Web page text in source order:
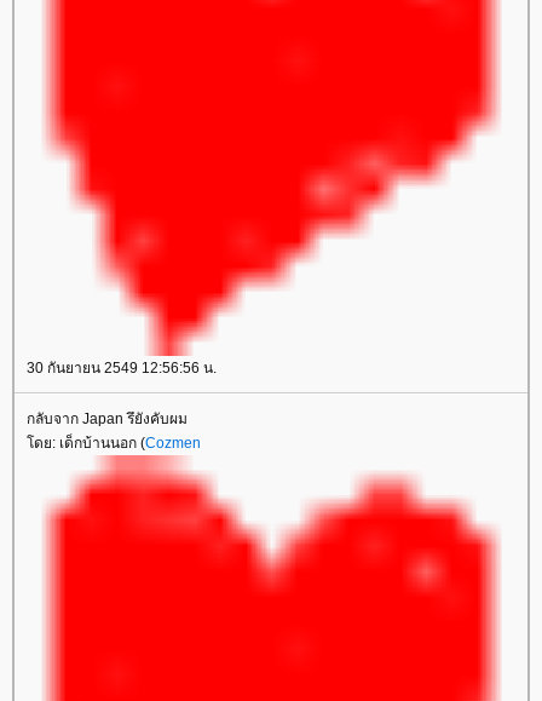
30 กันยายน 2549 12:56:56 น.
กลับจาก Japan รึยังคับผม
โดย: เด็กบ้านนอก (Cozmen